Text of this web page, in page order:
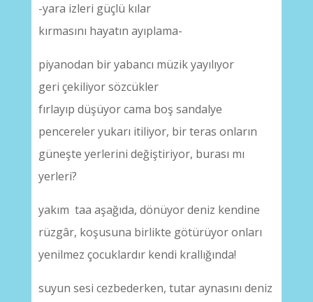
-yara izleri güçlü kılar
kırmasını hayatın ayıplama-
piyanodan bir yabancı müzik yayılıyor
geri çekiliyor sözcükler
fırlayıp düşüyor cama boş sandalye
pencereler yukarı itiliyor, bir teras onların
güneşte yerlerini değiştiriyor, burası mı
yerleri?
yakım taa aşağıda, dönüyor deniz kendine
rüzgâr, koşusuna birlikte götürüyor onları
yenilmez çocuklardır kendi krallığında!
suyun sesi cezbederken, tutar aynasını deniz